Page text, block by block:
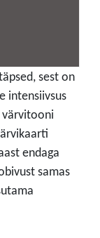
sest on
intensiivsus
värvitooni
endaga
samas